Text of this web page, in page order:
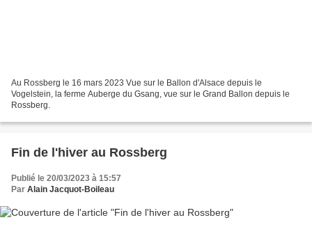
Au Rossberg le 16 mars 2023 Vue sur le Ballon d'Alsace depuis le
Vogelstein, la ferme Auberge du Gsang, vue sur le Grand Ballon depuis le
Rossberg.
Fin de l'hiver au Rossberg
Publié le 20/03/2023 à 15:57
Par Alain Jacquot-Boileau